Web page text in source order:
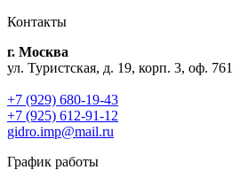
Контакты
г. Москва
ул. Туристская, д. 19, корп. 3, оф. 761
+7 (929) 680-19-43
+7 (925) 612-91-12
gidro.imp@mail.ru
График работы